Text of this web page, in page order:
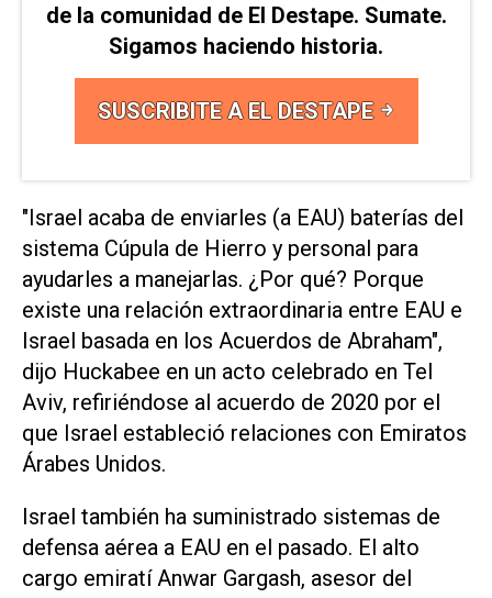
de la comunidad de El Destape. Sumate.
Sigamos haciendo historia.
SUSCRIBITE A EL DESTAPE
"Israel acaba de enviarles (a EAU) baterías del
sistema ⁠Cúpula de Hierro y personal para
⁠ayudarles a manejarlas. ¿Por qué? Porque
existe una relación extraordinaria entre EAU e
Israel basada en los Acuerdos de Abraham",
dijo Huckabee en un ⁠acto celebrado en Tel
Aviv, refiriéndose al acuerdo de 2020 ​por el
que Israel estableció relaciones con Emiratos
‌Árabes Unidos.
Israel también ha suministrado sistemas ‌de
defensa aérea a EAU en el pasado. El alto
⁠cargo emiratí Anwar Gargash, asesor del